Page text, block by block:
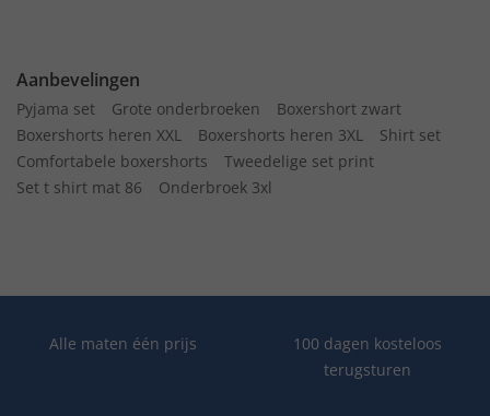
Aanbevelingen
Pyjama set Grote onderbroeken
Boxershort zwart
Boxershorts heren XXL
Boxershorts heren 3XL
Shirt set
Comfortabele boxershorts
Tweedelige set print
Set t shirt mat 86
Onderbroek 3xl
Alle maten één prijs
100 dagen kosteloos
terugsturen